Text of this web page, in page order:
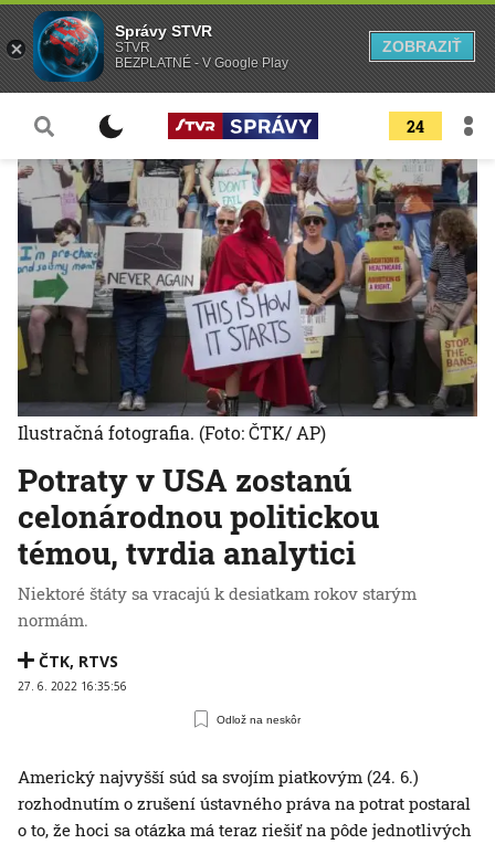
24
Potraty v USA zostanú
celonárodnou politickou
témou, tvrdia analytici
Niektoré štáty sa vracajú k desiatkam rokov starým
normám.
ČTK, RTVS
27. 6. 2022 16:35:56
Odlož na neskôr
Ilustračná fotografia. (Foto: ČTK/ AP)
Americký najvyšší súd sa svojím piatkovým (24. 6.)
rozhodnutím o zrušení ústavného práva na potrat postaral
o to, že hoci sa otázka má teraz riešiť na pôde jednotlivých
Správy STVR
STVR
BEZPLATNÉ - V Google Play
ZOBRAZIŤ